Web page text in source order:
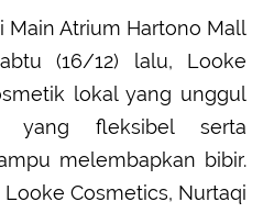
Main Atrium Hartono Mall
(16/12) lalu, Looke
lokal yang unggul
yang fleksibel serta
melembapkan bibir.
Cosmetics, Nurtaqi